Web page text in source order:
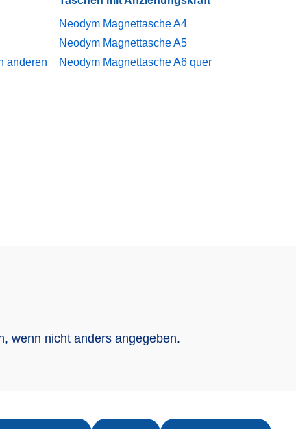
anderen
Neodym Magnettasche A4
Neodym Magnettasche A5
Neodym Magnettasche A6 quer
wenn nicht anders angegeben.